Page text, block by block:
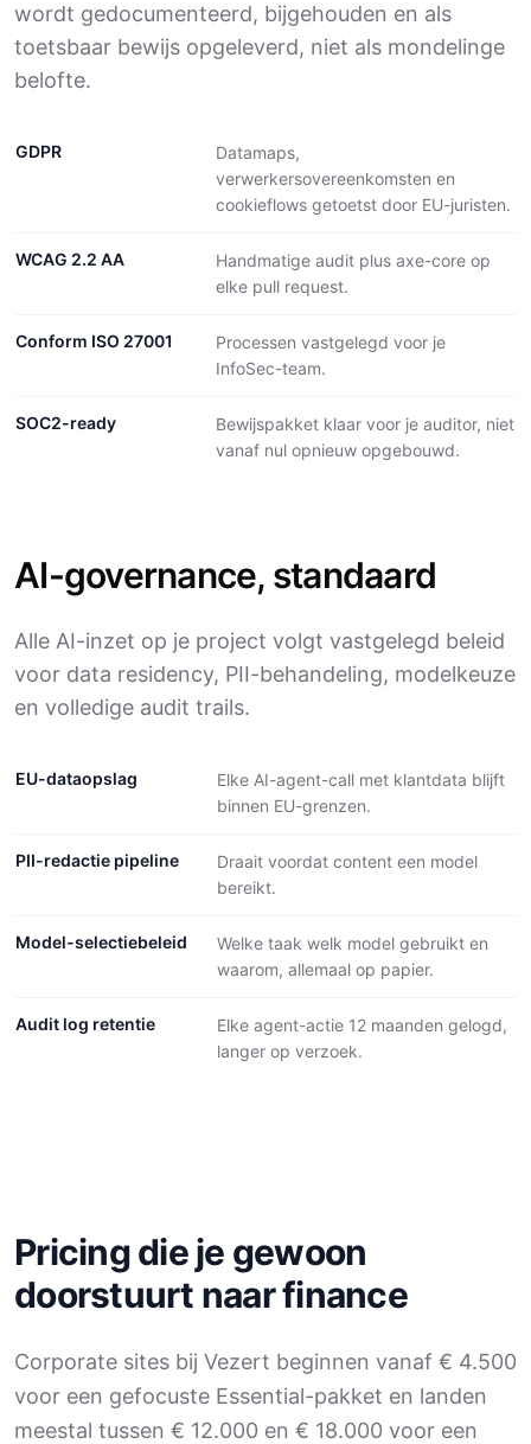
wordt gedocumenteerd, bijgehouden en als
toetsbaar bewijs opgeleverd, niet als mondelinge
belofte.
GDPR
Datamaps,
verwerkersovereenkomsten en
cookieflows getoetst door EU-juristen.
WCAG 2.2 AA
Handmatige audit plus axe-core op
elke pull request.
Conform ISO 27001
Processen vastgelegd voor je
InfoSec-team.
SOC2-ready
Bewijspakket klaar voor je auditor, niet
vanaf nul opnieuw opgebouwd.
AI-governance, standaard
Alle AI-inzet op je project volgt vastgelegd beleid
voor data residency, PII-behandeling, modelkeuze
en volledige audit trails.
EU-dataopslag
Elke AI-agent-call met klantdata blijft
binnen EU-grenzen.
PII-redactie pipeline
Draait voordat content een model
bereikt.
Model-selectiebeleid
Welke taak welk model gebruikt en
waarom, allemaal op papier.
Audit log retentie
Elke agent-actie 12 maanden gelogd,
langer op verzoek.
Pricing die je gewoon
doorstuurt naar finance
Corporate sites bij Vezert beginnen vanaf € 4.500
voor een gefocuste Essential-pakket en landen
meestal tussen € 12.000 en € 18.000 voor een